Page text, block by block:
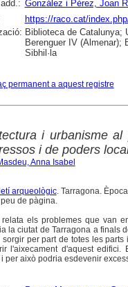
González i Pérez, Joan
https://raco.cat/
Biblioteca de Catalunya;
Berenguer IV (Almenar);
Sibhil·la
permanent a aquest registre
i urbanisme
i de poders
Anna Isabel
arqueològic. Tarragona.
de pàgina.
relata els problemes que van
la ciutat de Tarragona a finals
sorgir per part de totes les
l'aixecament d'aquest
per això podria esdevenir